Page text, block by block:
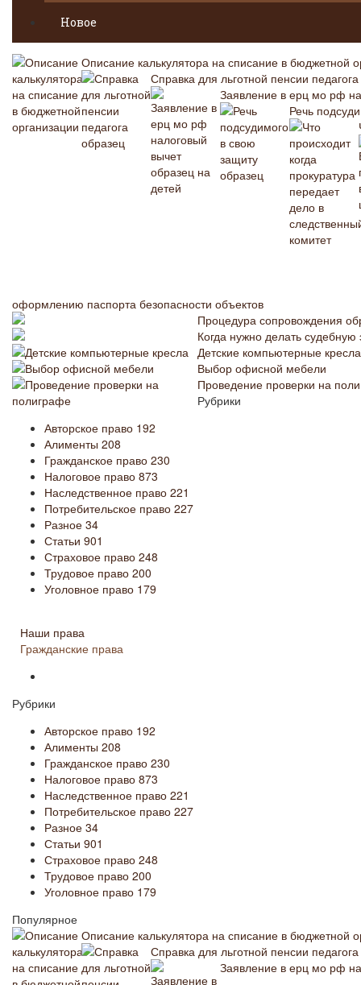
Новое
Описание калькулятора на списание в бюджетной
Справка для льготной пенсии
Заявление в ерц мо рф
Речь
оформлению паспорта безопасности объектов
Процедура сопровождения
Когда нужно делать судебную
Детские компьютерные кресла
Выбор офисной мебели
Проведение проверки на
Рубрики
Авторское право 192
Алименты 208
Гражданское право 230
Налоговое право 873
Наследственное право 221
Потребительское право 227
Разное 34
Статьи 901
Страховое право 248
Трудовое право 200
Уголовное право 179
Наши права
Гражданские права
Рубрики
Авторское право 192
Алименты 208
Гражданское право 230
Налоговое право 873
Наследственное право 221
Потребительское право 227
Разное 34
Статьи 901
Страховое право 248
Трудовое право 200
Уголовное право 179
Популярное
Описание калькулятора на списание в бюджетной
Справка для льготной пенсии
Заявление в ерц мо рф